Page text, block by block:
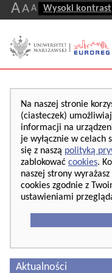
AA A Wysoki kontrast
Na naszej stronie
(ciasteczek)
informacji na
je wyłącznie w celach
się z naszą polityką
zablokować cookies.
naszej strony
cookies zgodnie z
ustawieniami
Aktualności